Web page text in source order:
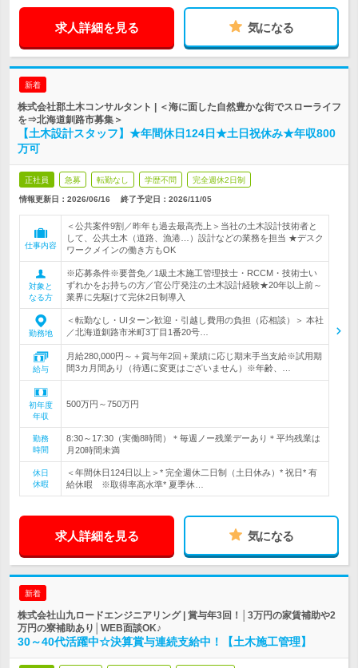
求人詳細を見る 気になる
新着
株式会社郡土木コンサルタント | ＜海に面した自然豊かな街でスローライフ
を⇒北海道釧路市募集＞
【土木設計スタッフ】★年間休日124日★土日祝休み★年収800
万可
正社員 急募 転勤なし 学歴不問 完全週休2日制
情報更新日：2026/06/16 終了予定日： 2026/11/05
仕事内容
＜公共案件9割／昨年も過去最高売上＞当社の土木設計技術者と
して、公共土木（道路、漁港…）設計などの業務を担当 ★デスク
ワークメインの働き方もOK
対象と
なる方
※応募条件※要普免／1級土木施工管理技士・RCCM・技術士い
ずれかをお持ちの方／官公庁発注の土木設計経験★20年以上前～
業界に先駆けて完休2日制導入
勤務地
＜転勤なし・UIターン歓迎・引越し費用の負担（応相談）＞ 本社
／北海道釧路市米町3丁目1番20号…
給与
月給280,000円～＋賞与年2回＋業績に応じ期末手当支給※試用期
間3カ月間あり（待遇に変更はございません）※年齢、…
初年度
年収
500万円～750万円
勤務
時間
8:30～17:30（実働8時間）＊毎週ノー残業デーあり＊平均残業は
月20時間未満
休日
休暇
＜年間休日124日以上＞* 完全週休二日制（土日休み）* 祝日* 有
給休暇 ※取得率高水準* 夏季休…
求人詳細を見る 気になる
新着
株式会社山九ロードエンジニアリング | 賞与年3回！│3万円の家賃補助や2
万円の寮補助あり│WEB面談OK♪
30～40代活躍中☆決算賞与連続支給中！【土木施工管理】